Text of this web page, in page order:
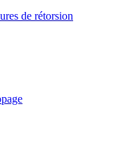
de rétorsion